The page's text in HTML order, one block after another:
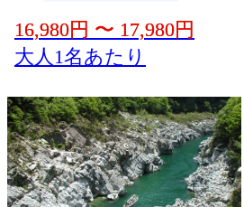
16,980円 〜 17,980円
大人1名あたり